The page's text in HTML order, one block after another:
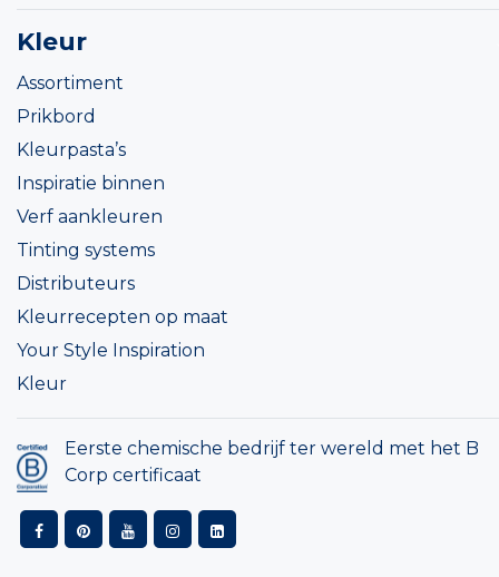
Kleur
Assortiment
Prikbord
Kleurpasta’s
Inspiratie binnen
Verf aankleuren
Tinting systems
Distributeurs
Kleurrecepten op maat
Your Style Inspiration
Kleur
Eerste chemische bedrijf ter wereld met het B
Corp certificaat